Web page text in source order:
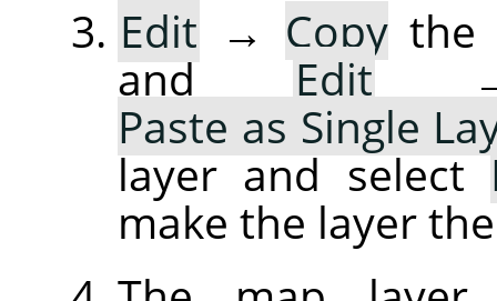
Edit → Copy the
andEdit
Paste as Single
layer and select
make the layer